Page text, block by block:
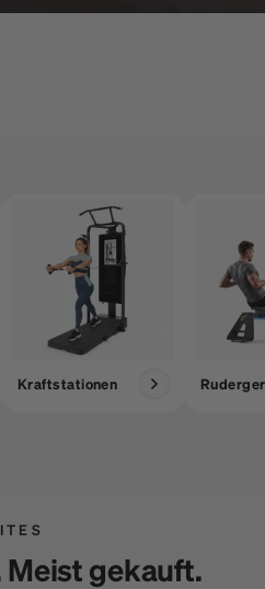
Kraftstationen
gekauft.